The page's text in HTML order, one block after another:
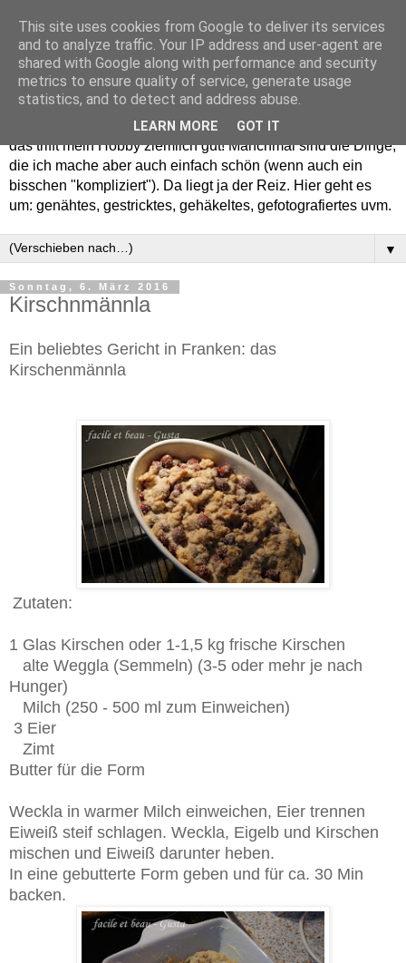
Willkommen in meinem "Wohnzimmer". Einfach und schön -
das trifft mein Hobby ziemlich gut! Manchmal sind die Dinge,
die ich mache aber auch einfach schön (wenn auch ein
bisschen "kompliziert"). Da liegt ja der Reiz. Hier geht es
um: genähtes, gestricktes, gehäkeltes, gefotografiertes uvm.
▼
Sonntag, 6. März 2016
Kirschnmännla
Ein beliebtes Gericht in Franken: das
Kirschenmännla
Zutaten:
1 Glas Kirschen oder 1-1,5 kg frische Kirschen
alte Weggla (Semmeln) (3-5 oder mehr je nach
Hunger)
Milch (250 - 500 ml zum Einweichen)
3 Eier
Zimt
Butter für die Form
Weckla in warmer Milch einweichen, Eier trennen
Eiweiß steif schlagen. Weckla, Eigelb und Kirschen
mischen und Eiweiß darunter heben.
In eine gebutterte Form geben und für ca. 30 Min
backen.
This site uses cookies from Google to deliver its services
and to analyze traffic. Your IP address and user-agent are
shared with Google along with performance and security
metrics to ensure quality of service, generate usage
statistics, and to detect and address abuse.
LEARN MORE GOT IT